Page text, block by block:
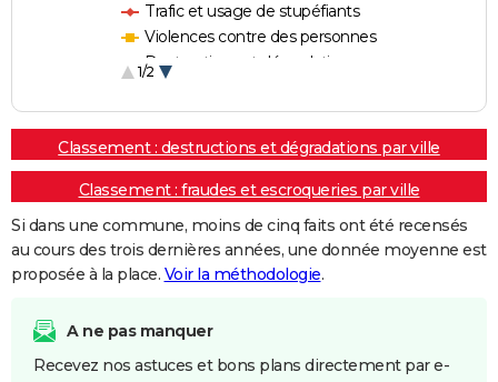
Trafic et usage de stupéfiants
Violences contre des personnes
Destructions et dégradations
1/2
Classement : destructions et dégradations par ville
Classement : fraudes et escroqueries par ville
Si dans une commune, moins de cinq faits ont été recensés
au cours des trois dernières années, une donnée moyenne est
proposée à la place. Voir la méthodologie.
A ne pas manquer
Recevez nos astuces et bons plans directement par e-